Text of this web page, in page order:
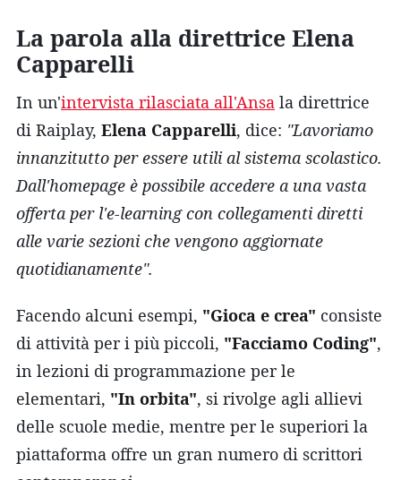
La parola alla direttrice Elena
Capparelli
In un'intervista rilasciata all'Ansa la direttrice
di Raiplay, Elena Capparelli, dice: "Lavoriamo
innanzitutto per essere utili al sistema scolastico.
Dall'homepage è possibile accedere a una vasta
offerta per l'e-learning con collegamenti diretti
alle varie sezioni che vengono aggiornate
quotidianamente".
Facendo alcuni esempi, "Gioca e crea" consiste
di attività per i più piccoli, "Facciamo Coding",
in lezioni di programmazione per le
elementari, "In orbita", si rivolge agli allievi
delle scuole medie, mentre per le superiori la
piattaforma offre un gran numero di scrittori